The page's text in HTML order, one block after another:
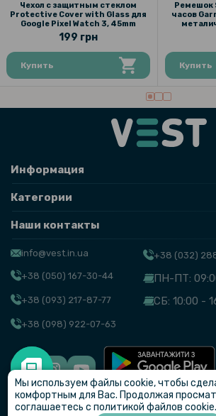
Чехол с защитным стеклом
Protective Cover with Glass для
Google Pixel Watch 3, 45mm
199 грн
Купить
Ремешок
часов
Купить
Информация
Категории
Наши контакты
info@vest.in.ua
+38 (050) 167-30-44
+38 (093) 217-87-77
+38 (098) 922-07-63
+38 (032)
ПН-ПТ:
СБ: 10:00 -
© VEST
Мы используем файлы cookie, чтобы
комфортным для Вас. Продолжая
соглашаетесь с политикой файлов cookie.